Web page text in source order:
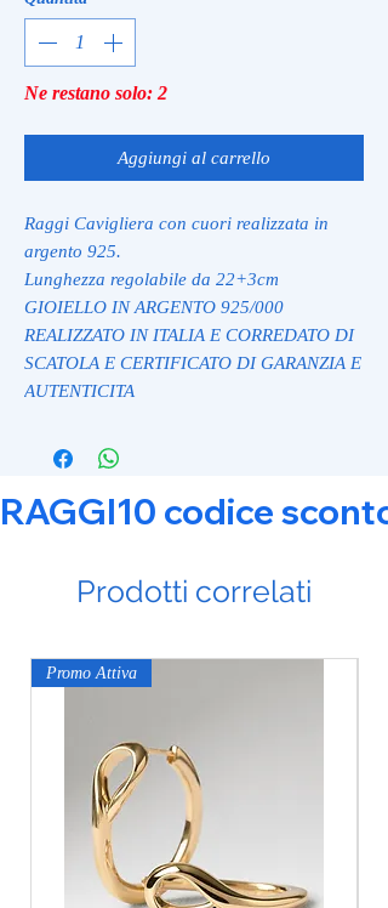
Ne restano solo: 2
Aggiungi al carrello
Raggi Cavigliera con cuori realizzata in
argento 925.
Lunghezza regolabile da 22+3cm
GIOIELLO IN ARGENTO 925/000
REALIZZATO IN ITALIA E CORREDATO DI
SCATOLA E CERTIFICATO DI GARANZIA E
AUTENTICITA
RAGGI10 codice
Prodotti correlati
Promo Attiva